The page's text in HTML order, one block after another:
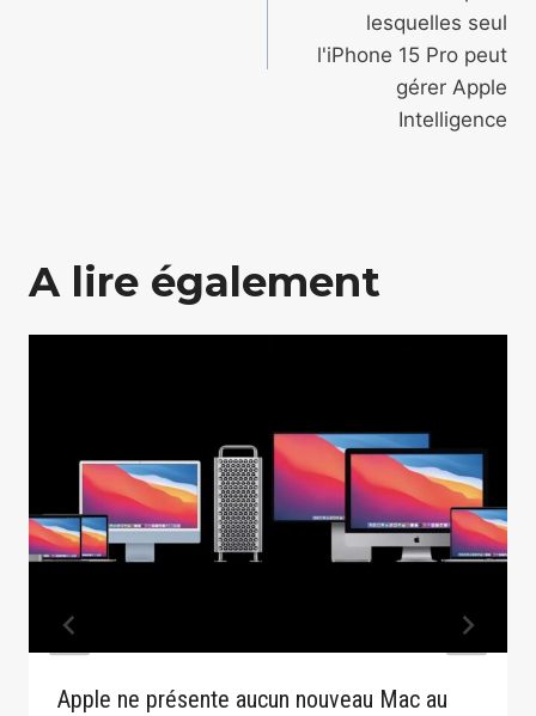
lesquelles seul
l'iPhone 15 Pro peut
gérer Apple
Intelligence
A lire également
Apple ne présente aucun nouveau Mac au